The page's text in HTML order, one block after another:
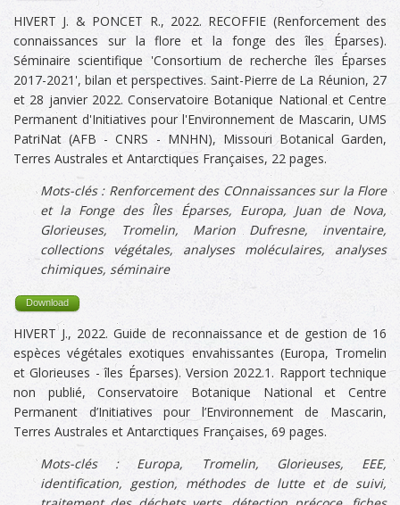
HIVERT J. & PONCET R., 2022. RECOFFIE (Renforcement des
connaissances sur la flore et la fonge des îles Éparses).
Séminaire scientifique 'Consortium de recherche îles Éparses
2017-2021', bilan et perspectives. Saint-Pierre de La Réunion, 27
et 28 janvier 2022. Conservatoire Botanique National et Centre
Permanent d'Initiatives pour l'Environnement de Mascarin, UMS
PatriNat (AFB - CNRS - MNHN), Missouri Botanical Garden,
Terres Australes et Antarctiques Françaises, 22 pages.
Mots-clés : Renforcement des COnnaissances sur la Flore
et la Fonge des Îles Éparses, Europa, Juan de Nova,
Glorieuses, Tromelin, Marion Dufresne, inventaire,
collections végétales, analyses moléculaires, analyses
chimiques, séminaire
Download
HIVERT J., 2022. Guide de reconnaissance et de gestion de 16
espèces végétales exotiques envahissantes (Europa, Tromelin
et Glorieuses - îles Éparses). Version 2022.1. Rapport technique
non publié, Conservatoire Botanique National et Centre
Permanent d’Initiatives pour l’Environnement de Mascarin,
Terres Australes et Antarctiques Françaises, 69 pages.
Mots-clés : Europa,
Tromelin, Glorieuses, EEE,
identification, gestion, méthodes de lutte et de suivi,